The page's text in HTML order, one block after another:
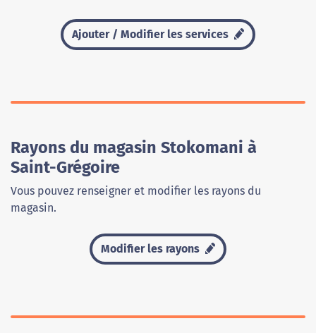
Ajouter / Modifier les services
Rayons du magasin Stokomani à
Saint-Grégoire
Vous pouvez renseigner et modifier les rayons du
magasin.
Modifier les rayons